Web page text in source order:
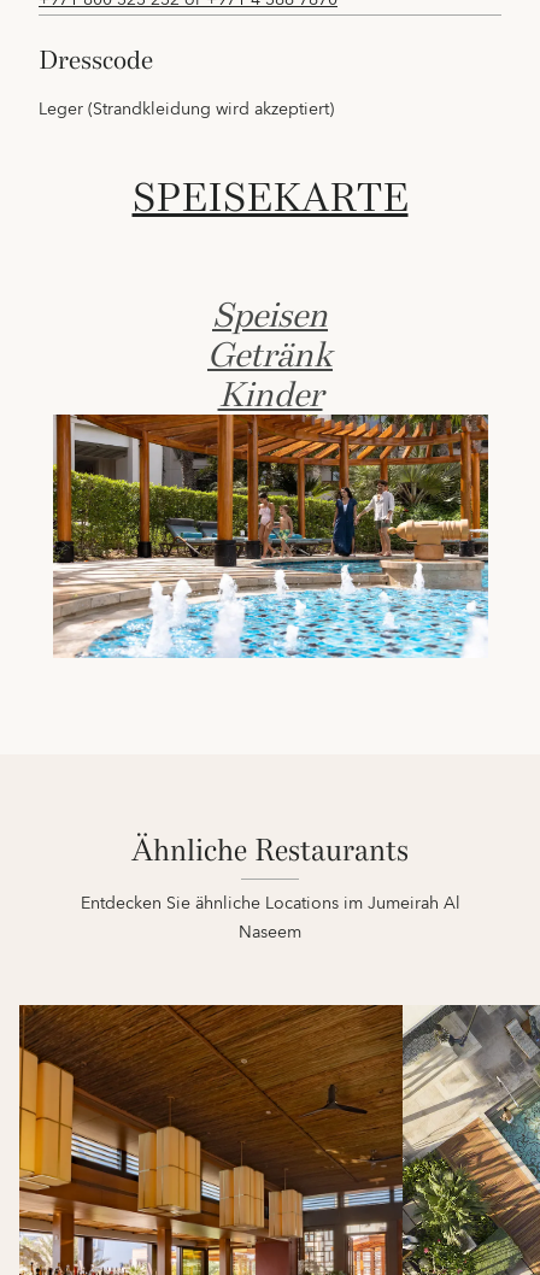
dresscode
Leger (Strandkleidung wird akzeptiert)
SPEISEKARTE
Speisen
Getränk
Kinder
Ähnliche Restaurants
Entdecken Sie ähnliche Locations im Jumeirah Al
Naseem